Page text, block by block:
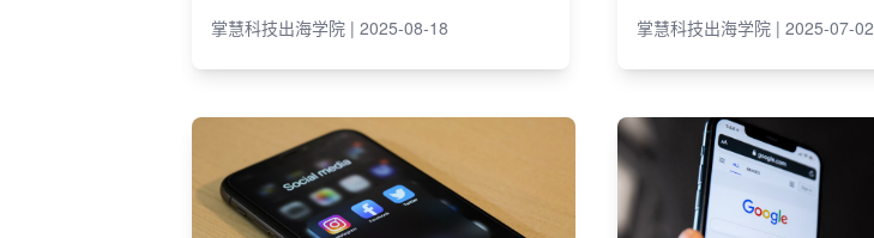
掌慧科技出海学院 | 2025-08-18 掌慧科技出海学院 | 2025-07-02